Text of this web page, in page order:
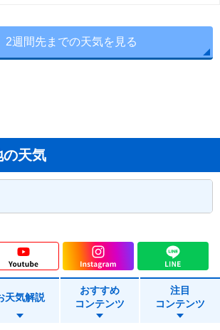
2週間先までの天気を見る
天気
横浜市西区
横浜市南区
天気解説
おすすめ
コンテンツ
注目
コンテンツ